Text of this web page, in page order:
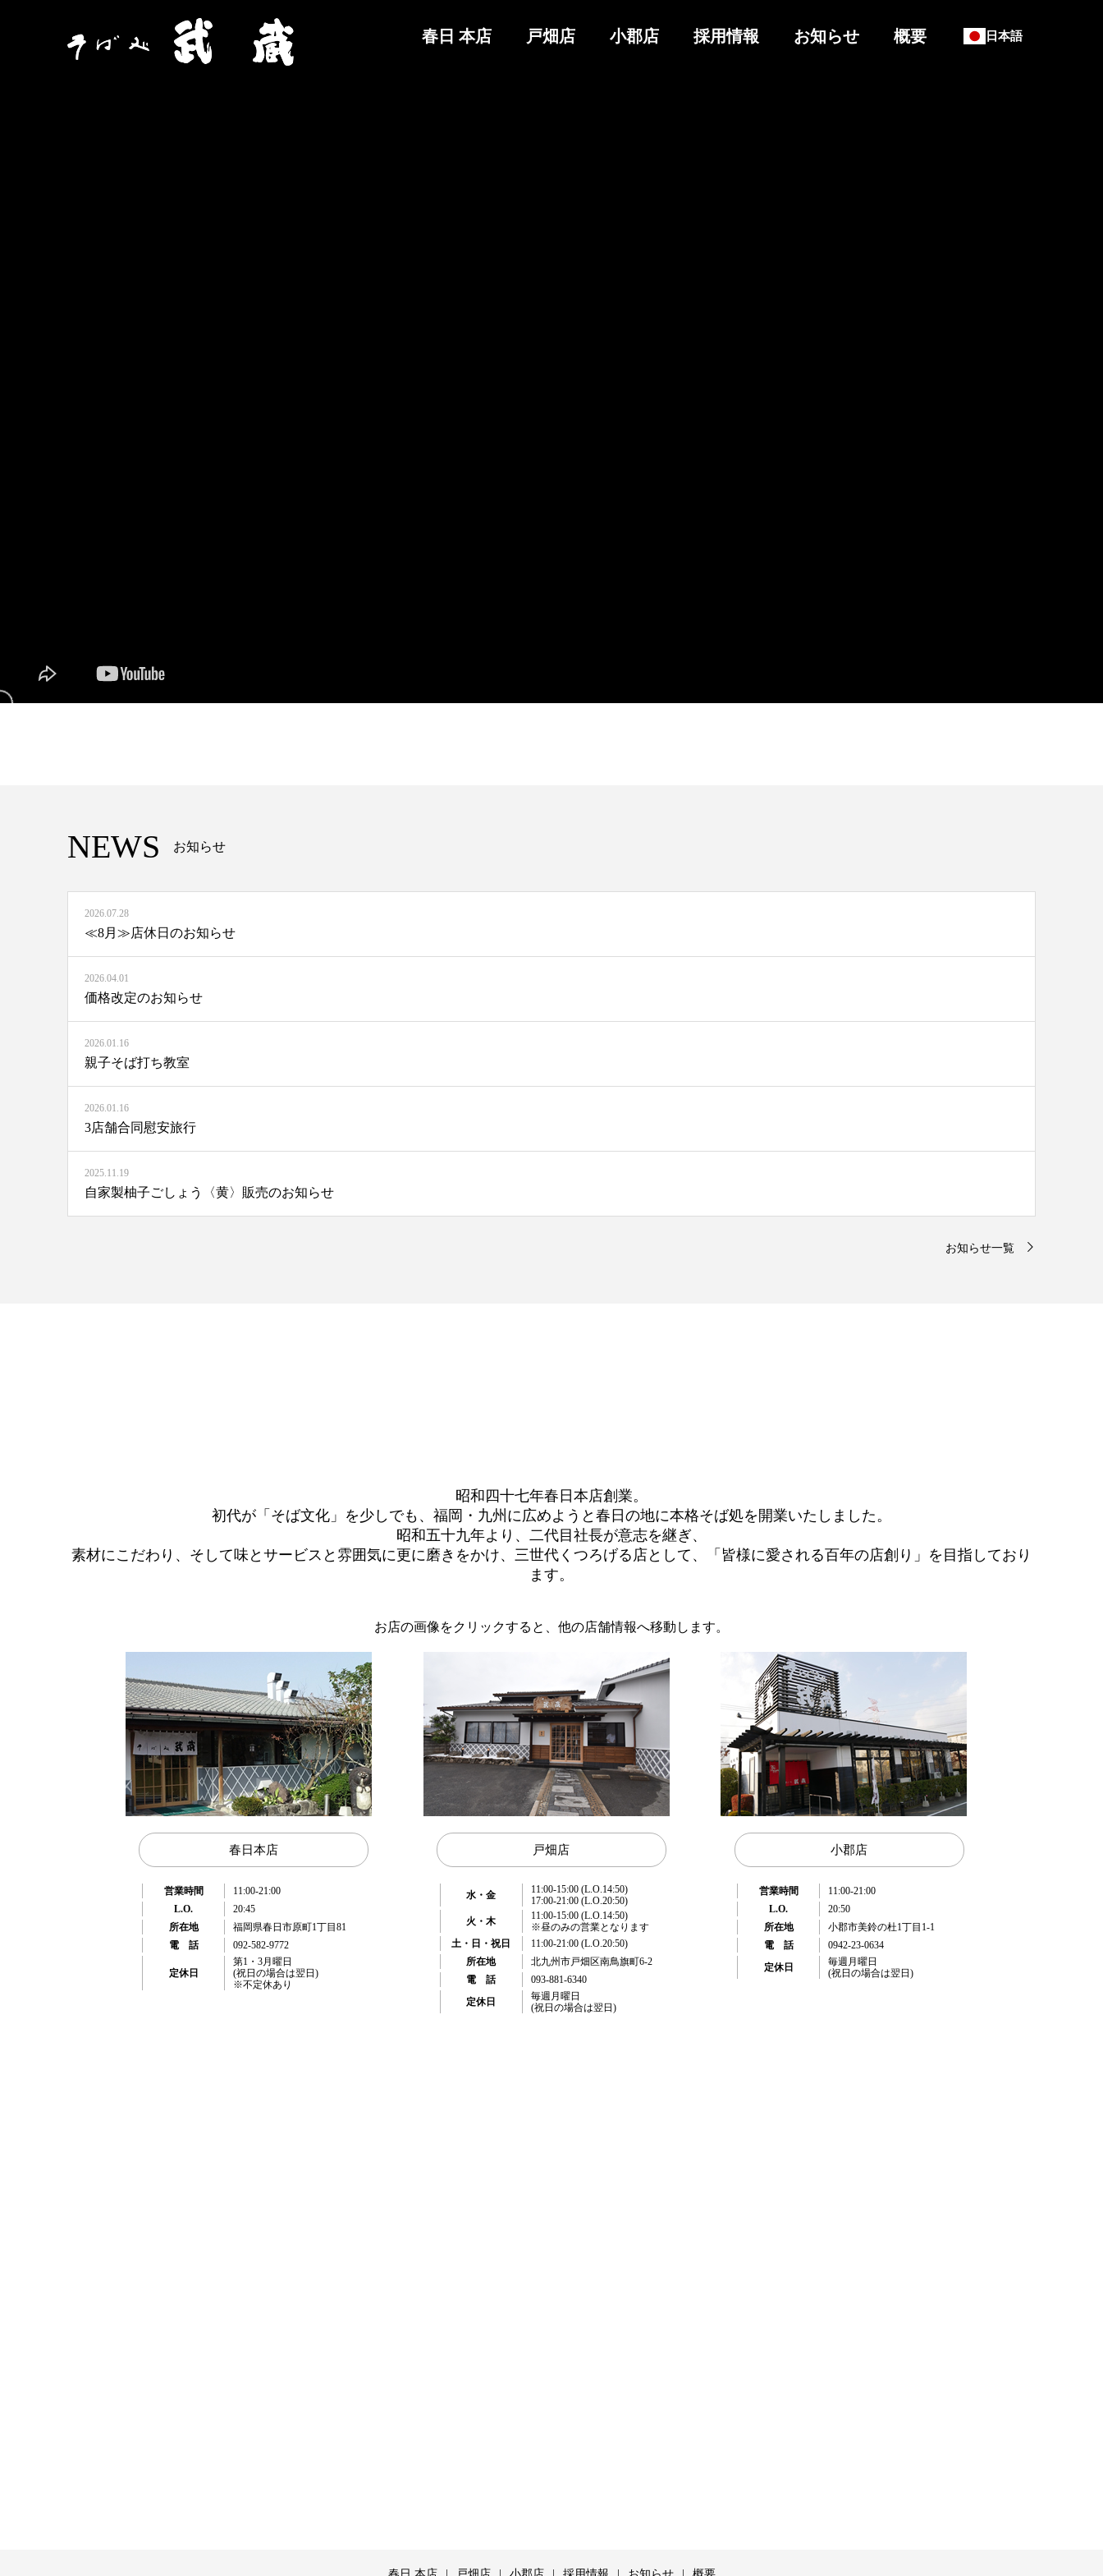
春日 本店 戸畑店 小郡店 採用情報 お知らせ 概要 日本語
NEWS お知らせ
2026.07.28
≪8月≫店休日のお知らせ
2026.04.01
価格改定のお知らせ
2026.01.16
親子そば打ち教室
2026.01.16
3店舗合同慰安旅行
2025.11.19
自家製柚子ごしょう〈黄〉販売のお知らせ
お知らせ一覧
昭和四十七年春日本店創業。
初代が「そば文化」を少しでも、福岡・九州に広めようと春日の地に本格そば処を 開業いたしました。
昭和五十九年より、二代目社長が意志を継ぎ、
素材にこだわり、そして味と サービスと雰囲気に更に磨きをかけ、 三世代くつろげる店として、 「皆様に愛される百年の店創り」 を目指しており
ます。
お店の画像をクリックすると、 他の店舗情報へ移動します。
春日本店
営業時間
11:00-21:00
L.O.
20:45
所在地
福岡県春日市原町1丁目81
電 話
092-582-9772
定休日
第1・3月曜日
(祝日の場合は翌日)
※不定休あり
戸畑店
水・金
11:00-15:00 (L.O.14:50)
17:00-21:00 (L.O.20:50)
火・木
11:00-15:00 (L.O.14:50)
※昼のみの営業となります
土・日・祝日
11:00-21:00 (L.O.20:50)
所在地
北九州市戸畑区南鳥旗町6-2
電 話
093-881-6340
定休日
毎週月曜日
(祝日の場合は翌日)
小郡店
営業時間
11:00-21:00
L.O.
20:50
所在地
小郡市美鈴の杜1丁目1-1
電 話
0942-23-0634
定休日
毎週月曜日
(祝日の場合は翌日)